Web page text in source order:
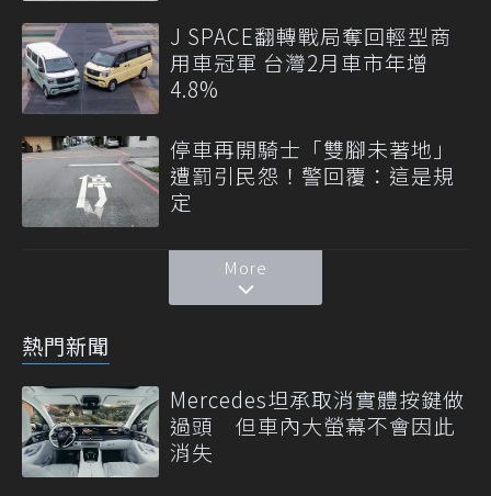
J SPACE翻轉戰局奪回輕型商
用車冠軍 台灣2月車市年增
4.8%
停車再開騎士「雙腳未著地」
遭罰引民怨！警回覆：這是規
定
More
熱門新聞
Mercedes坦承取消實體按鍵做
過頭 但車內大螢幕不會因此
消失